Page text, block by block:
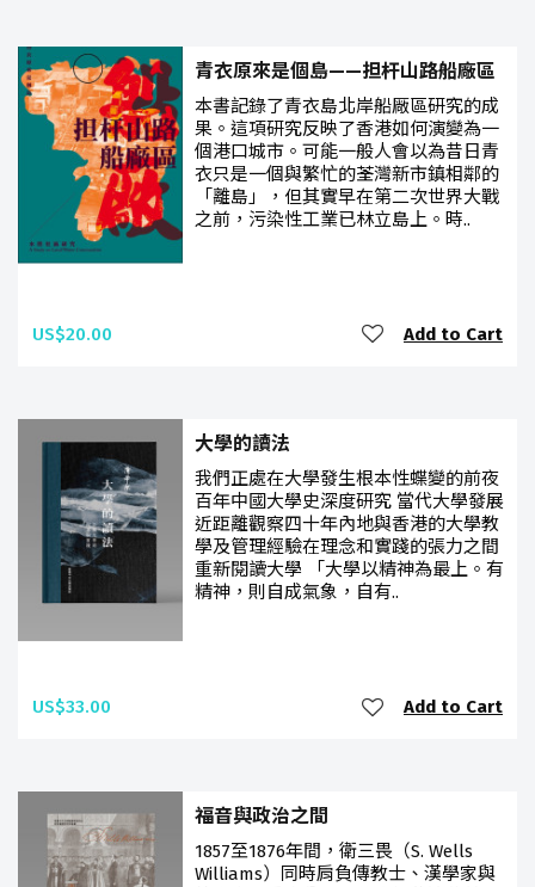
青衣原來是個島——担杆山路船廠區
本書記錄了青衣島北岸船厰區研究的成
果。這項研究反映了香港如何演變為一
個港口城市。可能一般人會以為昔日青
衣只是一個與繁忙的荃灣新市鎮相鄰的
「離島」，但其實早在第二次世界大戰
之前，污染性工業已林立島上。時..
US$20.00 Add to Cart
大學的讀法
我們正處在大學發生根本性蝶變的前夜
百年中國大學史深度研究 當代大學發展
近距離觀察四十年內地與香港的大學教
學及管理經驗在理念和實踐的張力之間
重新閱讀大學 「大學以精神為最上。有
精神，則自成氣象，自有..
US$33.00 Add to Cart
福音與政治之間
1857至1876年間，衛三畏（S. Wells
Williams）同時肩負傳教士、漢學家與